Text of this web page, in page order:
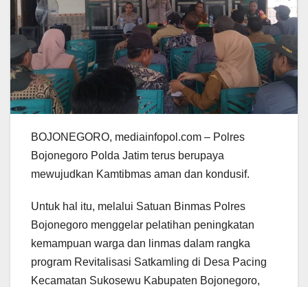
BOJONEGORO, mediainfopol.com – Polres
Bojonegoro Polda Jatim terus berupaya
mewujudkan Kamtibmas aman dan kondusif.
Untuk hal itu, melalui Satuan Binmas Polres
Bojonegoro menggelar pelatihan peningkatan
kemampuan warga dan linmas dalam rangka
program Revitalisasi Satkamling di Desa Pacing
Kecamatan Sukosewu Kabupaten Bojonegoro,